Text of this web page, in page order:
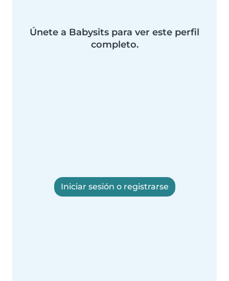
Únete a Babysits para ver este perfil
completo.
Iniciar sesión o registrarse